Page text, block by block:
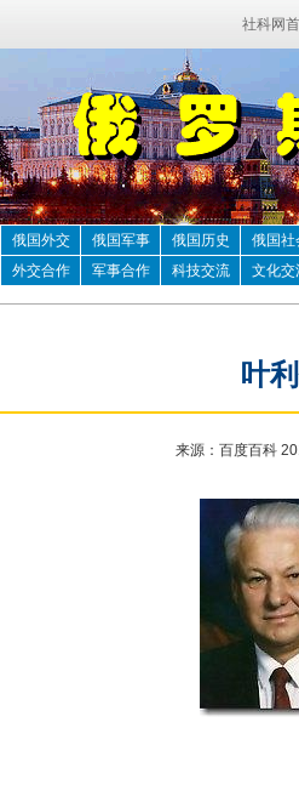
社科网
俄国外交 俄国军事 俄国历史 俄国社
外交合作 军事合作 科技交流 文化交
叶
来源：百度百科